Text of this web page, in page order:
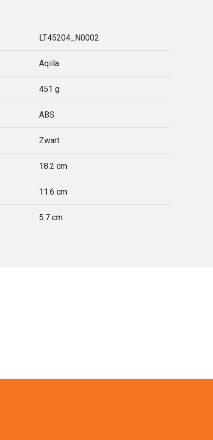
LT45204_N0002
Aqiila
451 g
ABS
Zwart
18.2 cm
11.6 cm
5.7 cm